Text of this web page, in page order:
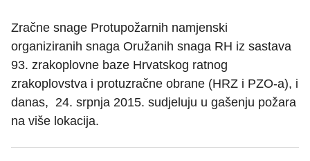
Zračne snage Protupožarnih namjenski
organiziranih snaga Oružanih snaga RH iz sastava
93. zrakoplovne baze Hrvatskog ratnog
zrakoplovstva i protuzračne obrane (HRZ i PZO-a), i
danas, 24. srpnja 2015. sudjeluju u gašenju požara
na više lokacija.